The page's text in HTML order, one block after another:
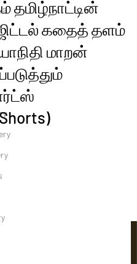
தமிழ்நாட்டின்
கதைத் தளம்
மாறன்